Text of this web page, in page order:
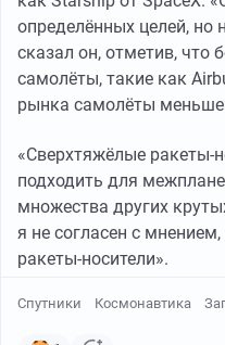
определённых целей, но
сказал он, отметив, что
самолёты, такие как
рынка самолёты
«Сверхтяжёлые ракеты-
подходить для
множества других
я не согласен с
ракеты-носители».
Спутники Космонавтика